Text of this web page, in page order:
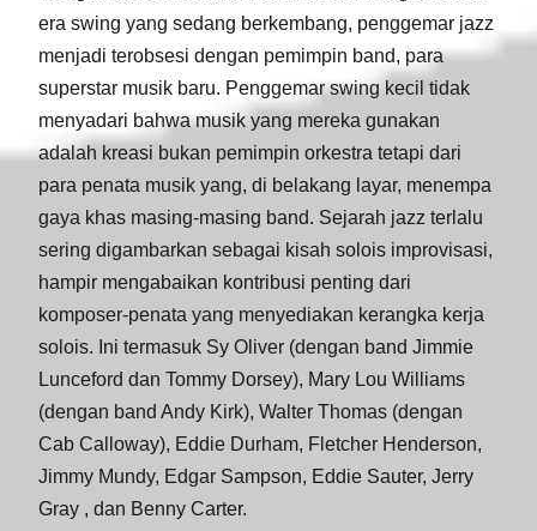
era swing yang sedang berkembang, penggemar jazz
menjadi terobsesi dengan pemimpin band, para
superstar musik baru. Penggemar swing kecil tidak
menyadari bahwa musik yang mereka gunakan
adalah kreasi bukan pemimpin orkestra tetapi dari
para penata musik yang, di belakang layar, menempa
gaya khas masing-masing band. Sejarah jazz terlalu
sering digambarkan sebagai kisah solois improvisasi,
hampir mengabaikan kontribusi penting dari
komposer-penata yang menyediakan kerangka kerja
solois. Ini termasuk Sy Oliver (dengan band Jimmie
Lunceford dan Tommy Dorsey), Mary Lou Williams
(dengan band Andy Kirk), Walter Thomas (dengan
Cab Calloway), Eddie Durham, Fletcher Henderson,
Jimmy Mundy, Edgar Sampson, Eddie Sauter, Jerry
Gray , dan Benny Carter.